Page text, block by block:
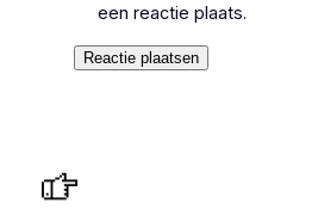
een reactie plaats.